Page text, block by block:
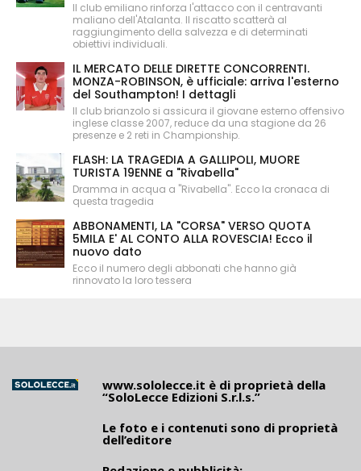
Il club emiliano rinforza l'attacco con il centravanti
maliano dell'Atalanta. Il riscatto scatterà al
raggiungimento della salvezza e di determinati
obiettivi individuali.
IL MERCATO DELLE DIRETTE CONCORRENTI.
MONZA-ROBINSON, è ufficiale: arriva l'esterno
del Southampton! I dettagli
Il club brianzolo si assicura il giovane esterno offensivo
inglese classe 2007, reduce da una stagione da 26
presenze e 2 reti in Championship.
FLASH: LA TRAGEDIA A GALLIPOLI, MUORE
TURISTA 19ENNE a "Rivabella"
Dramma in acqua a "Rivabella". Ecco la cronaca di
questa tragedia
ABBONAMENTI, LA "CORSA" VERSO QUOTA
5MILA E' AL CONTO ALLA ROVESCIA! Ecco il
nuovo dato
Ecco il numero degli abbonati che hanno già
rinnovato la loro tessera
www.sololecce.it è di proprietà della
“SoloLecce Edizioni S.r.l.s.”
Le foto e i contenuti sono di proprietà
dell’editore